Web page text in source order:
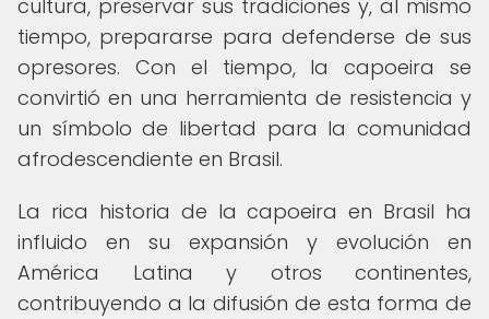
cultura, preservar sus tradiciones y, al mismo
tiempo, prepararse para defenderse de sus
opresores. Con el tiempo, la capoeira se
convirtió en una herramienta de resistencia y
un símbolo de libertad para la comunidad
afrodescendiente en Brasil.
La rica historia de la capoeira en Brasil ha
influido en su expansión y evolución en
América Latina y otros continentes,
contribuyendo a la difusión de esta forma de